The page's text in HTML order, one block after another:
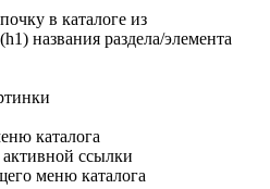
в каталоге из
названия раздела/элемента
каталога
ссылки
меню каталога